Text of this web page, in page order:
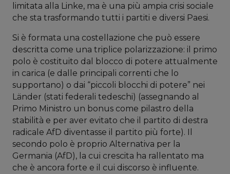
limitata alla Linke, ma è una più ampia crisi sociale
che sta trasformando tutti i partiti e diversi Paesi.
Si è formata una costellazione che può essere
descritta come una triplice polarizzazione: il primo
polo è costituito dal blocco di potere attualmente
in carica (e dalle principali correnti che lo
supportano) o dai “piccoli blocchi di potere” nei
Länder (stati federali tedeschi) (assegnando al
Primo Ministro un bonus come pilastro della
stabilità e per aver evitato che il partito di destra
radicale AfD diventasse il partito più forte). Il
secondo polo è proprio Alternativa per la
Germania (AfD), la cui crescita ha rallentato ma
che è ancora forte e il cui discorso è influente.